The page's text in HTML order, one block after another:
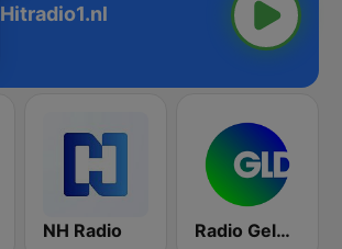
Hitradio1.nl
NH Radio Radio Gelderland